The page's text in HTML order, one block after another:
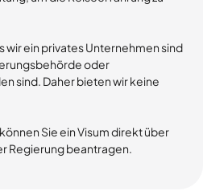
wir ein privates Unternehmen sind
oder
sind. Daher bieten wir keine
Sie ein Visum direkt über
Regierung beantragen.